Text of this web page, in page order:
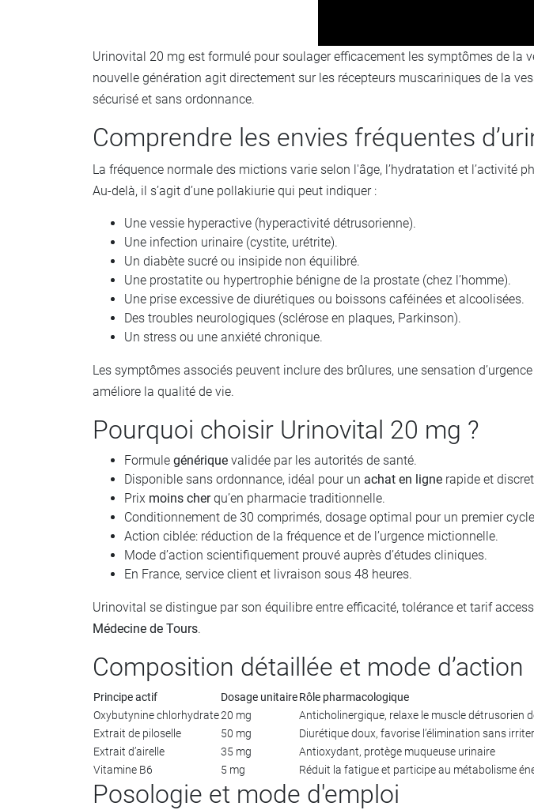
Urinovital 20 mg est formulé pour soulager efficacement les symptômes de la
nouvelle génération agit directement sur les récepteurs muscariniques de la
sécurisé et sans ordonnance.
Comprendre les envies fréquentes
La fréquence normale des mictions varie selon l'âge, l’hydratation et l’activité
Au-delà, il s’agit d’une pollakiurie qui peut indiquer :
Une vessie hyperactive (hyperactivité détrusorienne).
Une infection urinaire (cystite, urétrite).
Un diabète sucré ou insipide non équilibré.
Une prostatite ou hypertrophie bénigne de la prostate (chez l’homme).
Une prise excessive de diurétiques ou boissons caféinées et alcoolisées.
Des troubles neurologiques (sclérose en plaques, Parkinson).
Un stress ou une anxiété chronique.
Les symptômes associés peuvent inclure des brûlures, une sensation
améliore la qualité de vie.
Pourquoi choisir Urinovital 20 mg ?
Formule générique validée par les autorités de santé.
Disponible sans ordonnance, idéal pour un achat en ligne rapide et
Prix moins cherqu’en pharmacie traditionnelle.
Conditionnement de 30 comprimés, dosage optimal pour un premier
Action ciblée: réduction de la fréquence et de l’urgence mictionnelle.
Mode d’action scientifiquement prouvé auprès d’études cliniques.
En France, service client et livraison sous 48 heures.
Urinovital se distingue par son équilibre entre efficacité, tolérance et tarif
Médecine de Tours.
Composition détaillée et mode d’action
Principe actif Dosage unitaireRôle pharmacologique
Oxybutynine chlorhydrate20 mg
Anticholinergique, relaxe le muscle détrusorien
Extrait de piloselle
50 mg
Diurétique doux, favorise l’élimination sans
Extrait d’airelle
35 mg
Antioxydant, protège muqueuse urinaire
Vitamine B6
5 mg Réduit la fatigue et participe au métabolisme
Posologie et mode d'emploi